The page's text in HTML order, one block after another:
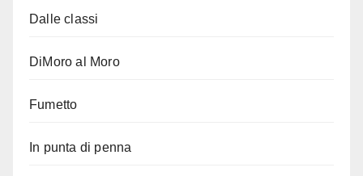
Dalle classi
DiMoro al Moro
Fumetto
In punta di penna